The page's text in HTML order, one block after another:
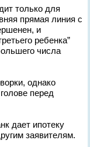
только для
прямая линия с
и
ребенка”
числа
однако
перед
дает ипотеку
заявителям.